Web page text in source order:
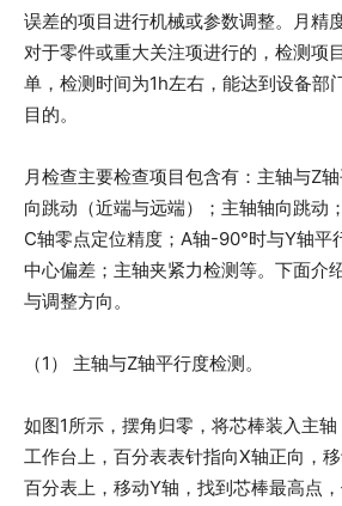
误差的项目进行机械或参数调整。月精
对于零件或重大关注项进行的，检测项
单，检测时间为1h左右，能达到设备部
目的。
月检查主要检查项目包含有：主轴与Z
向跳动（近端与远端）；主轴轴向跳动
C轴零点定位精度；A轴-90°时与Y轴平
中心偏差；主轴夹紧力检测等。下面介
与调整方向。
（1） 主轴与Z轴平行度检测。
如图1所示，摆角归零，将芯棒装入主
工作台上，百分表表针指向X轴正向，
百分表上，移动Y轴，找到芯棒最高点